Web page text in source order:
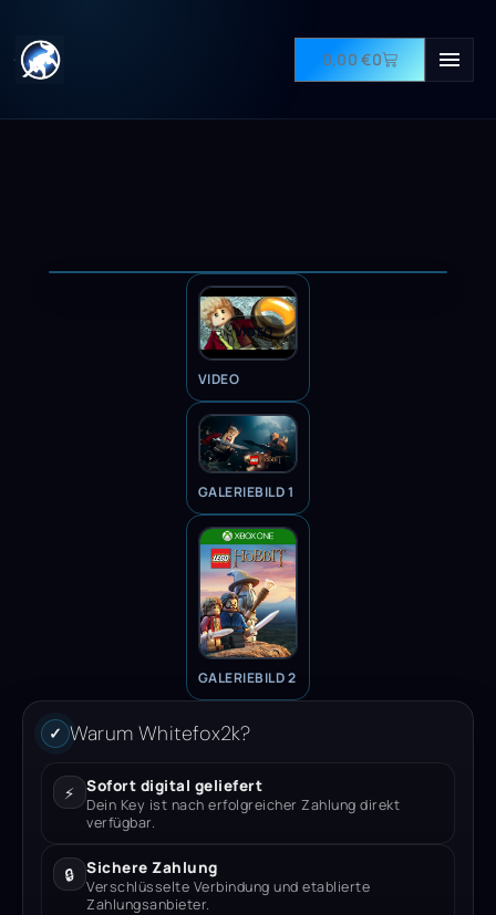
0,00€0
VIDEO
VIDEO
GALERIEBILD 1
GALERIEBILD 2
✓ Warum Whitefox2k?
⚡ Sofort digital geliefert
Dein Key ist nach erfolgreicher Zahlung direkt
verfügbar.
🔒 Sichere Zahlung
Verschlüsselte Verbindung und etablierte
Zahlungsanbieter.